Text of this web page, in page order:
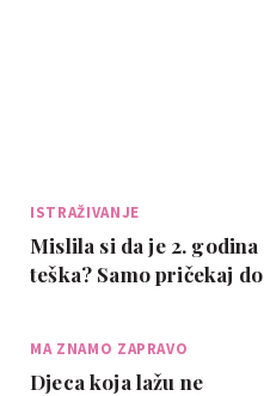
ISTRAŽIVANJE
Mislila si da je 2. godina
teška? Samo pričekaj do
MA ZNAMO ZAPRAVO
Djeca koja lažu ne